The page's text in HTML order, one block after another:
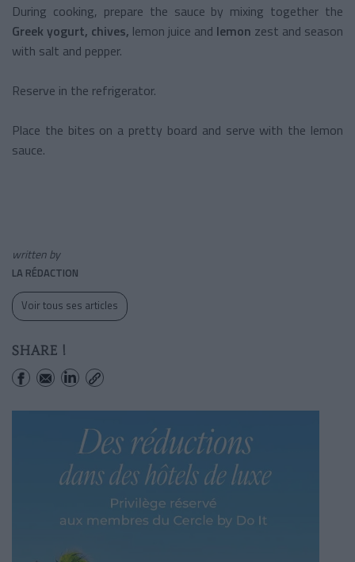
During cooking, prepare the sauce by mixing together the
Greek yogurt, chives, lemon juice and lemon zest and season
with salt and pepper.
Reserve in the refrigerator.
Place the bites on a pretty board and serve with the lemon
sauce.
written by
LA RÉDACTION
Voir tous ses articles
SHARE !